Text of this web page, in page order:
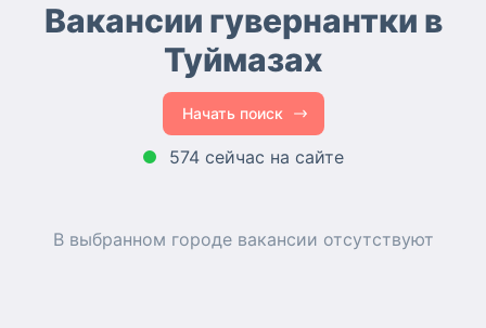
Вакансии гувернантки в
Туймазах
Начать поиск
574 сейчас на сайте
В выбранном городе вакансии отсутствуют